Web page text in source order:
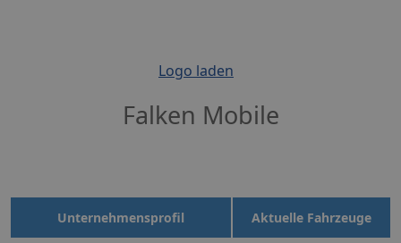
Logo laden
Falken Mobile
Unternehmensprofil Aktuelle Fahrzeuge